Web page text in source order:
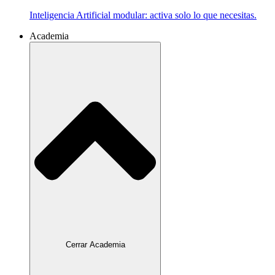
Inteligencia Artificial modular: activa solo lo que necesitas.
Academia
Cerrar Academia